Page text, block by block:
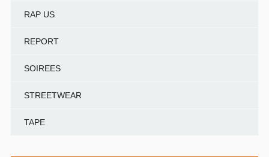
RAP US
REPORT
SOIREES
STREETWEAR
TAPE